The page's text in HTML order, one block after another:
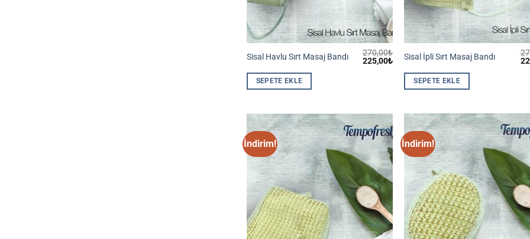
Sisal Havlu Sırt Masaj Bandı 270,00₺
Orijinal
225,00₺Şu
225,00₺.
SEPETE EKLE
Sisal İpli Sırt Masaj Bandı
SEPETE EKLE
İndirim! İndirim!